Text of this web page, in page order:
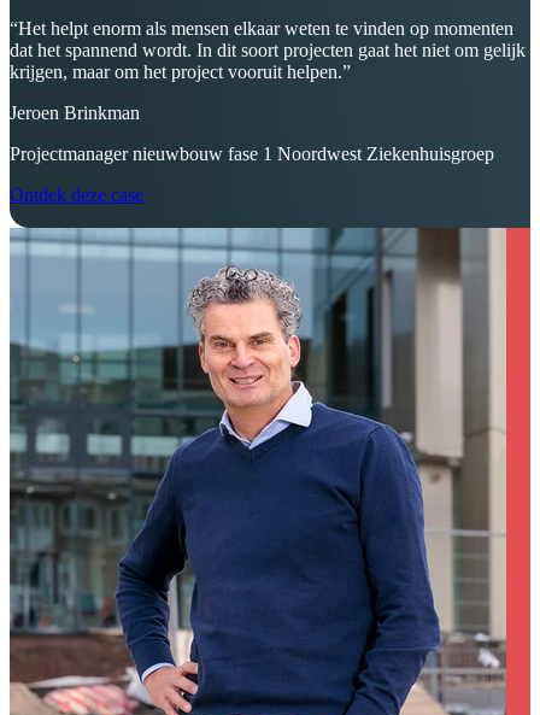
“Het helpt enorm als mensen elkaar weten te vinden op momenten
dat het spannend wordt. In dit soort projecten gaat het niet om gelijk
krijgen, maar om het project vooruit helpen.”
Jeroen Brinkman
Projectmanager nieuwbouw fase 1 Noordwest Ziekenhuisgroep
Ontdek deze case